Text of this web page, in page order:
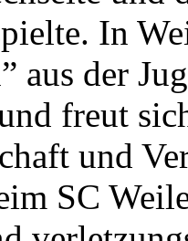
In
aus der
freut
und
SC